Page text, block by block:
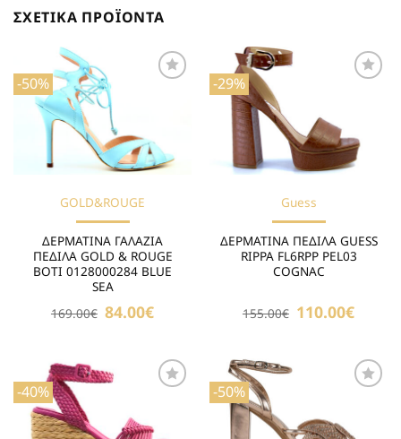
ΣΧΕΤΙΚΆ ΠΡΟΪΌΝΤΑ
-50%
GOLD&ROUGE
ΔΕΡΜΑΤΙΝΑ ΓΑΛΑΖΙΑ
ΠΕΔΙΛΑ GOLD & ROUGE
BOTI 0128000284 BLUE
SEA
169.00€ Original
price
84.00€Η
τρέχουσα
84.00€.
-29%
Guess
ΔΕΡΜΑΤΙΝΑ ΠΕΔΙΛΑ GUESS
RIPPA FL6RPP PEL03
COGNAC
155.00€ Original
price
110.00€Η
-40%
Επιθυμιών
-50%
Επιθυμιών